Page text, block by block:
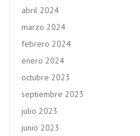
abril 2024
marzo 2024
febrero 2024
enero 2024
octubre 2023
septiembre 2023
julio 2023
junio 2023